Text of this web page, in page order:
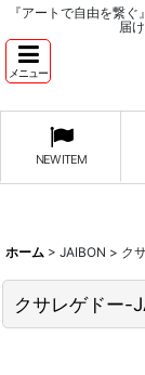
『アートで自由を繋
届
メニュー
NEW ITEM
ホーム > JAIBON > ク
クサレゲドー-